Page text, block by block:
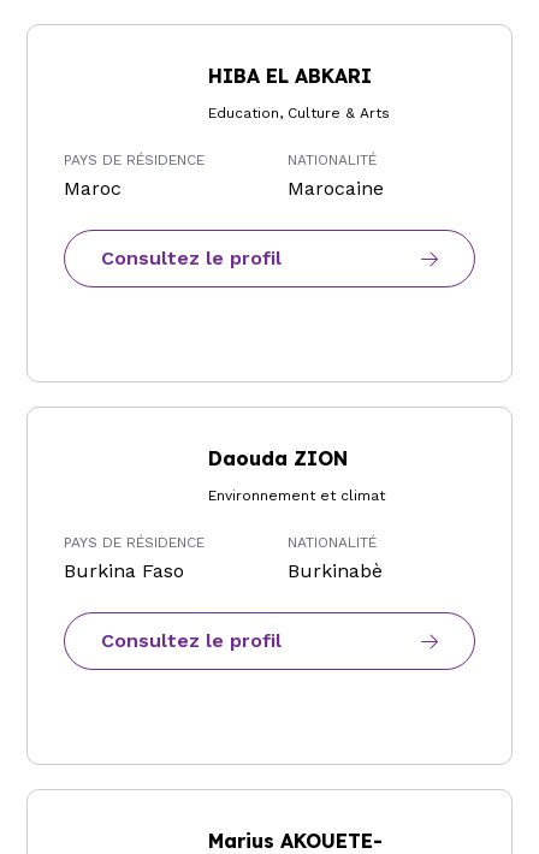
HIBA EL ABKARI
Education, Culture & Arts
PAYS DE RÉSIDENCE
Maroc
NATIONALITÉ
Marocaine
Consultez le profil
Daouda ZION
Environnement et climat
PAYS DE RÉSIDENCE
Burkina Faso
NATIONALITÉ
Burkinabè
Consultez le profil
Marius AKOUETE-